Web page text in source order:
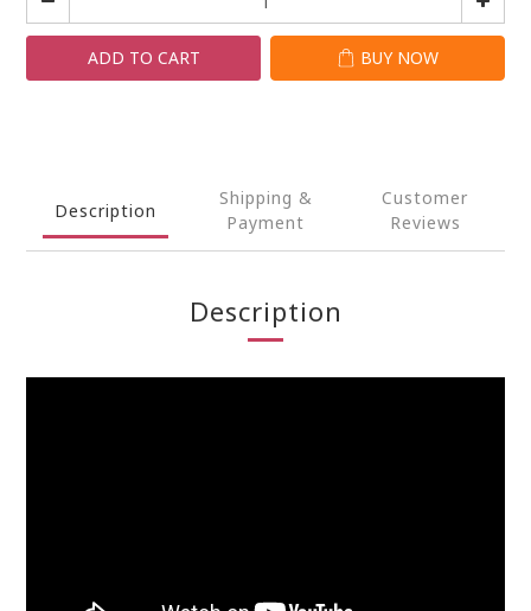
ADD TO CART BUY NOW
Description
Shipping &
Payment
Customer
Reviews
Description